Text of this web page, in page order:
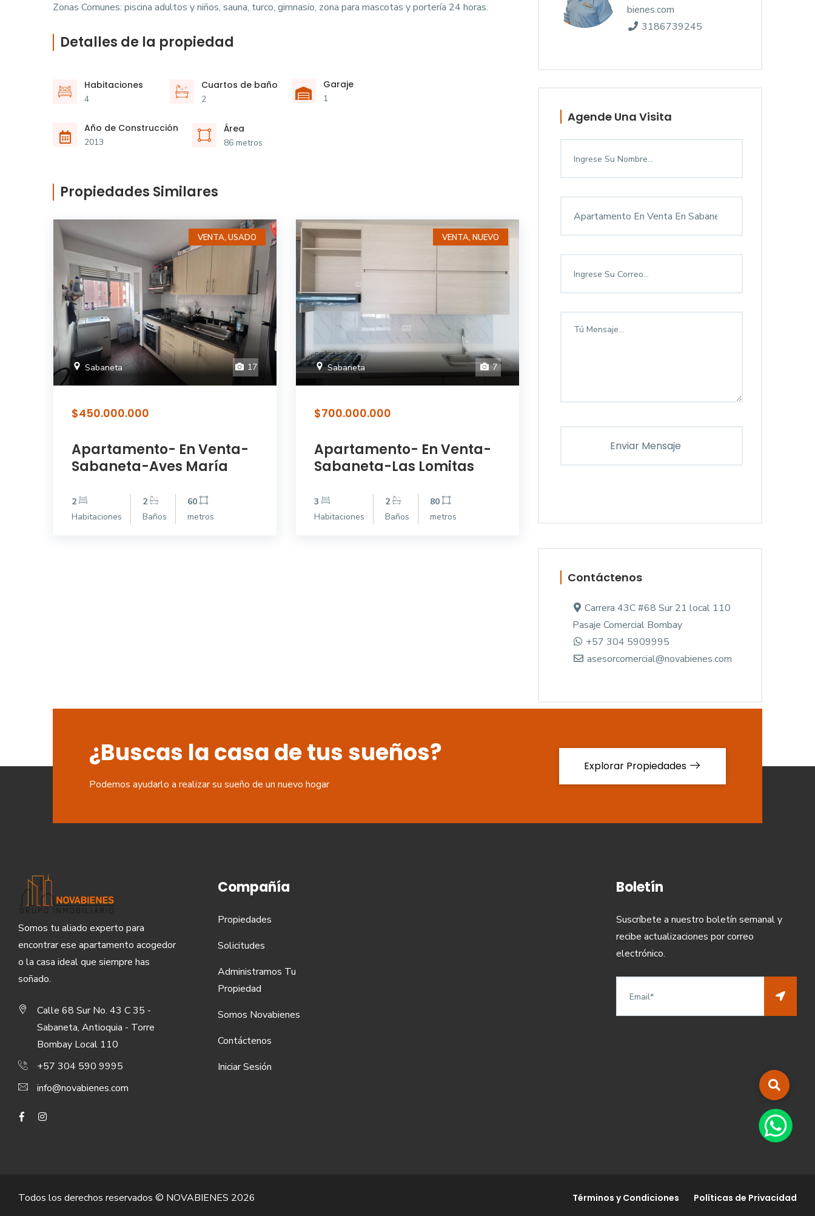
Zonas Comunes: piscina adultos y niños, sauna, turco, gimnasio, zona para mascotas y portería 24 horas.
Detalles de la propiedad
Habitaciones
4
Cuartos de baño
2
Garaje
1
Año de Construcción
2013
Área
86 metros
Propiedades Similares
VENTA, USADO
Sabaneta 17
$450.000.000
Apartamento- En Venta-
Sabaneta-Aves María
2
Habitaciones
2
Baños
60
metros
VENTA, NUEVO
Sabaneta 7
$700.000.000
Apartamento- En Venta-
Sabaneta-Las Lomitas
3
Habitaciones
2
Baños
80
metros
bienes.com
3186739245
Agende Una Visita
Contáctenos
Carrera 43C #68 Sur 21 local 110
Pasaje Comercial Bombay
+57 304 5909995
asesorcomercial@novabienes.com
¿Buscas la casa de tus sueños?
Podemos ayudarlo a realizar su sueño de un nuevo hogar
Explorar Propiedades
Somos tu aliado experto para
encontrar ese apartamento acogedor
o la casa ideal que siempre has
soñado.
Calle 68 Sur No. 43 C 35 -
Sabaneta, Antioquia - Torre
Bombay Local 110
+57 304 590 9995
info@novabienes.com
Compañía
Propiedades
Solicitudes
Administramos Tu
Propiedad
Somos Novabienes
Contáctenos
Iniciar Sesión
Boletín
Suscríbete a nuestro boletín semanal y
recibe actualizaciones por correo
electrónico.
Todos los derechos reservados © NOVABIENES 2026 Términos y Condiciones Políticas de Privacidad